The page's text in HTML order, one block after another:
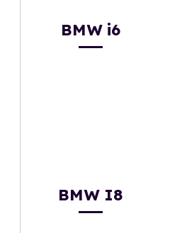
BMW i6
BMW I8